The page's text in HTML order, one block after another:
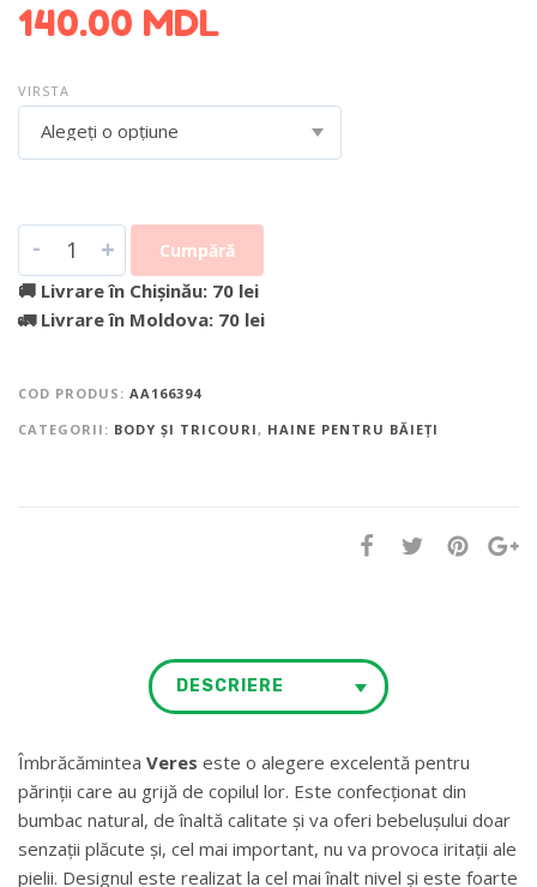
140.00 MDL
VIRSTA
Alegeți o opțiune
- + Cumpără
🚚 Livrare în Chișinău: 70 lei
🚛 Livrare în Moldova: 70 lei
COD PRODUS: AA166394
CATEGORII: BODY ȘI TRICOURI, HAINE PENTRU BĂIEȚI
DESCRIERE
Îmbrăcămintea Veres este o alegere excelentă pentru
părinții care au grijă de copilul lor. Este confecționat din
bumbac natural, de înaltă calitate și va oferi bebelușului doar
senzații plăcute și, cel mai important, nu va provoca iritații ale
pielii. Designul este realizat la cel mai înalt nivel și este foarte